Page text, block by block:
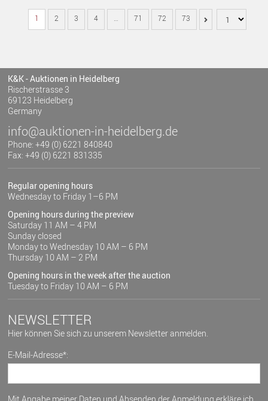
1 2 3 4 … 71 72 73
K&K - Auktionen in Heidelberg
Rischerstrasse 3
69123 Heidelberg
Germany
info@auktionen-in-heidelberg.de
Phone: +49 (0) 6221 840840
Fax: +49 (0) 6221 831335
Regular opening hours
Wednesday to Friday 1–6 PM
Opening hours during the preview
Saturday 11 AM – 4 PM
Sunday closed
Monday to Wednesday 10 AM – 6 PM
Thursday 10 AM – 2 PM
Opening hours in the week after the auction
Tuesday to Friday 10 AM – 6 PM
NEWSLETTER
Hier können Sie sich zu unserem Newsletter anmelden.
E-Mail-Adresse*: